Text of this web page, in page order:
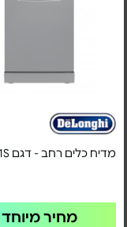
מדיח כלים רחב - דגם WMD71S
מחיר מיוחד